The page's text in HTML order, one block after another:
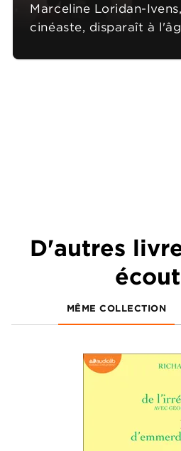
Marceline Loridan-
cinéaste, disparaît à
D'autres
MÊME COLLECTION